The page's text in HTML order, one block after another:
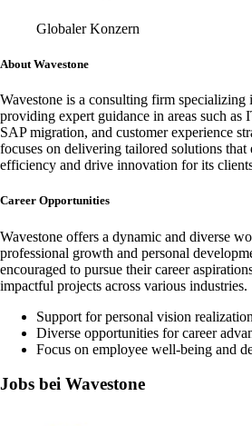
Globaler Konzern
About Wavestone
Wavestone is a consulting firm specializing
providing expert guidance in areas such as
SAP migration, and customer experience
focuses on delivering tailored solutions that
efficiency and drive innovation for its
Career Opportunities
Wavestone offers a dynamic and diverse
professional growth and personal
encouraged to pursue their career
impactful projects across various industries.
Support for personal vision realization
Diverse opportunities for career
Focus on employee well-being and
Jobs bei Wavestone